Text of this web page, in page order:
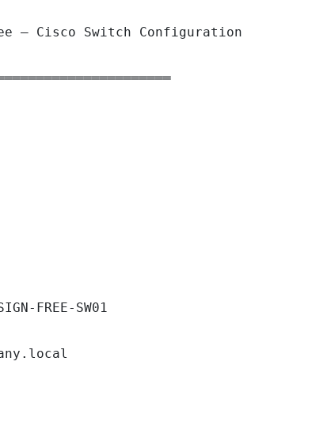
— Cisco Switch Configuration
FREE-SW01